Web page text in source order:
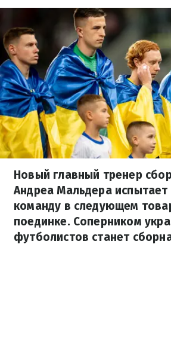
Новый главный тренер
Андреа Мальдера испытает
команду в следующем
поединке. Соперником
футболистов станет